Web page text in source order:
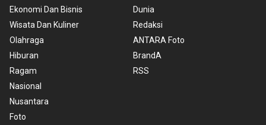
Ekonomi Dan Bisnis
Wisata Dan Kuliner
Olahraga
Hiburan
Ragam
Nasional
Nusantara
Foto
Dunia
Redaksi
ANTARA Foto
BrandA
RSS